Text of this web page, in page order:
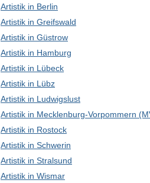
Artistik in Berlin
Artistik in Greifswald
Artistik in Güstrow
Artistik in Hamburg
Artistik in Lübeck
Artistik in Lübz
Artistik in Ludwigslust
Artistik in Mecklenburg-Vorpommern
Artistik in Rostock
Artistik in Schwerin
Artistik in Stralsund
Artistik in Wismar